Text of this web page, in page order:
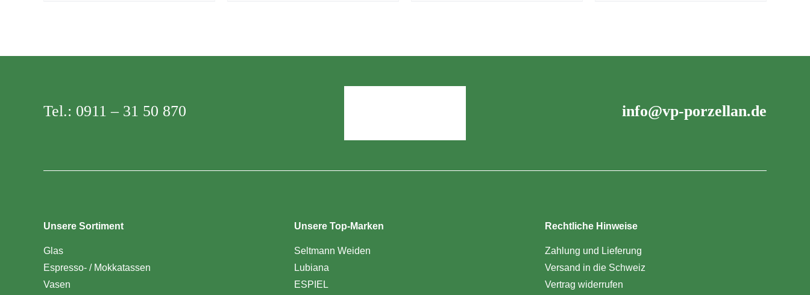
Tel.: 0911 – 31 50 870 info@vp-porzellan.de
Unsere Sortiment
Glas
Espresso- / Mokkatassen
Vasen
Unsere Top-Marken
Seltmann Weiden
Lubiana
ESPIEL
Rechtliche Hinweise
Zahlung und Lieferung
Versand in die Schweiz
Vertrag widerrufen